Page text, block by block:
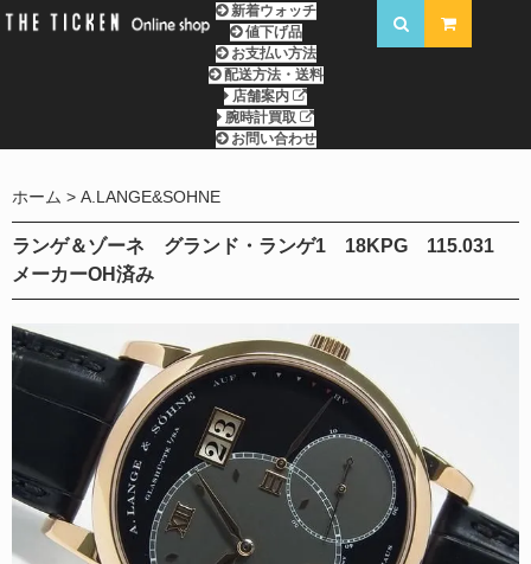
新着ウォッチ
値下げ品
お支払い方法
配送方法・送料
店舗案内
腕時計買取
お問い合わせ
ホーム A.LANGE&SOHNE
ランゲ＆ゾーネ グランド・ランゲ1 18KPG 115.031
メーカーOH済み